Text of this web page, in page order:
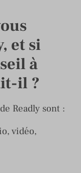
et si
à
il ?
Readly sont :
vidéo,